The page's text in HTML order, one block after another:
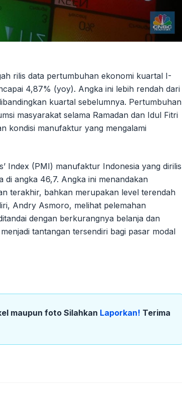
rilis data pertumbuhan ekonomi kuartal I-
4,87% (yoy). Angka ini lebih rendah dari
kuartal sebelumnya. Pertumbuhan
masyarakat selama Ramadan dan Idul Fitri
kondisi manufaktur yang mengalami
Index (PMI) manufaktur Indonesia yang dirilis
di angka 46,7. Angka ini menandakan
terakhir, bahkan merupakan level terendah
Andry Asmoro, melihat pelemahan
dengan berkurangnya belanja dan
tantangan tersendiri bagi pasar modal
maupun foto Silahkan Laporkan! Terima